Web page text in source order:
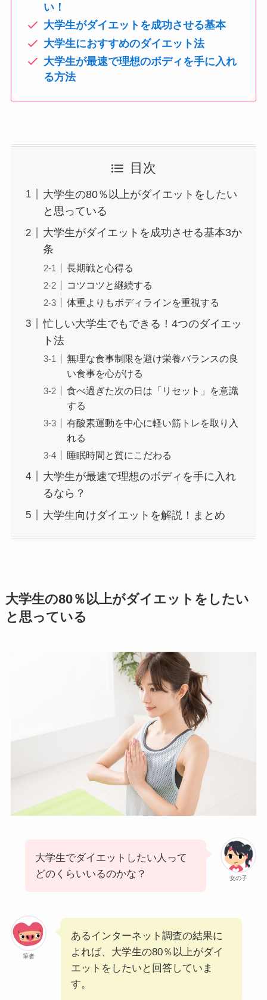
い！
大学生がダイエットを成功させる基本
大学生におすすめのダイエット法
大学生が最速で理想のボディを手に入れ
る方法
目次
大学生の80％以上がダイエットをしたい
と思っている
大学生がダイエットを成功させる基本3か
条
長期戦と心得る
コツコツと継続する
体重よりもボディラインを重視する
忙しい大学生でもできる！4つのダイエッ
ト法
無理な食事制限を避け栄養バランスの良
い食事を心がける
食べ過ぎた次の日は「リセット」を意識
する
有酸素運動を中心に軽い筋トレを取り入
れる
睡眠時間と質にこだわる
大学生が最速で理想のボディを手に入れ
るなら？
大学生向けダイエットを解説！まとめ
大学生の80％以上がダイエットをしたい
と思っている
女の子
大学生でダイエットしたい人って
どのくらいいるのかな？
筆者
あるインターネット調査の結果に
よれば、大学生の80％以上がダイ
エットをしたいと回答していま
す。